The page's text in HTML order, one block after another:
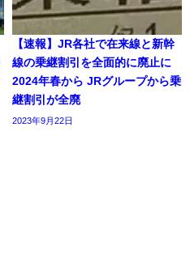
【速報】JR各社で在来線と新幹
線の乗継割引を全面的に廃止に
2024年春から JRグループから乗
継割引が全廃
2023年9月22日